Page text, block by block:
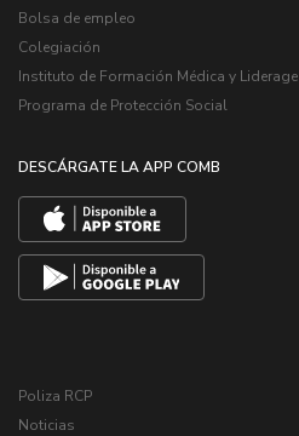
Bolsa de empleo
Colegiación
Instituto de Formación Médica y Liderage
Programa de Protección Social
DESCÁRGATE LA APP COMB
Poliza RCP
Noticias